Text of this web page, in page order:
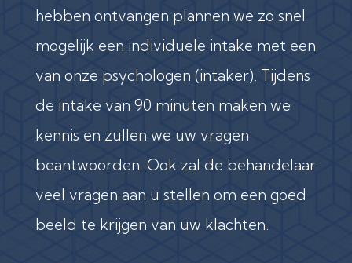
hebben ontvangen plannen we zo snel
mogelijk een individuele intake met een
van onze psychologen (intaker). Tijdens
de intake van 90 minuten maken we
kennis en zullen we uw vragen
beantwoorden. Ook zal de behandelaar
veel vragen aan u stellen om een goed
beeld te krijgen van uw klachten.